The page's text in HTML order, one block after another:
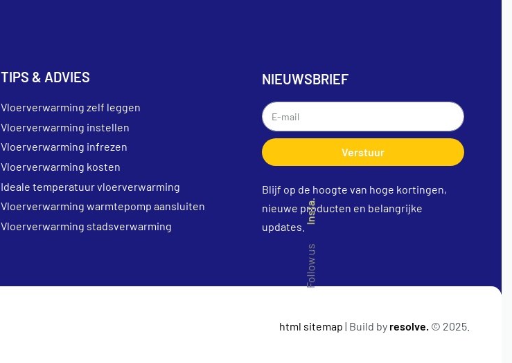
TIPS & ADVIES
Vloerverwarming zelf leggen
Vloerverwarming instellen
Vloerverwarming infrezen
Vloerverwarming kosten
Ideale temperatuur vloerverwarming
Vloerverwarming warmtepomp aansluiten
Vloerverwarming stadsverwarming
NIEUWSBRIEF
Verstuur
Blijf op de hoogte van hoge kortingen,
nieuwe producten en belangrijke
updates.
html sitemap | Build by resolve. © 2025.
Follow us
Insta.